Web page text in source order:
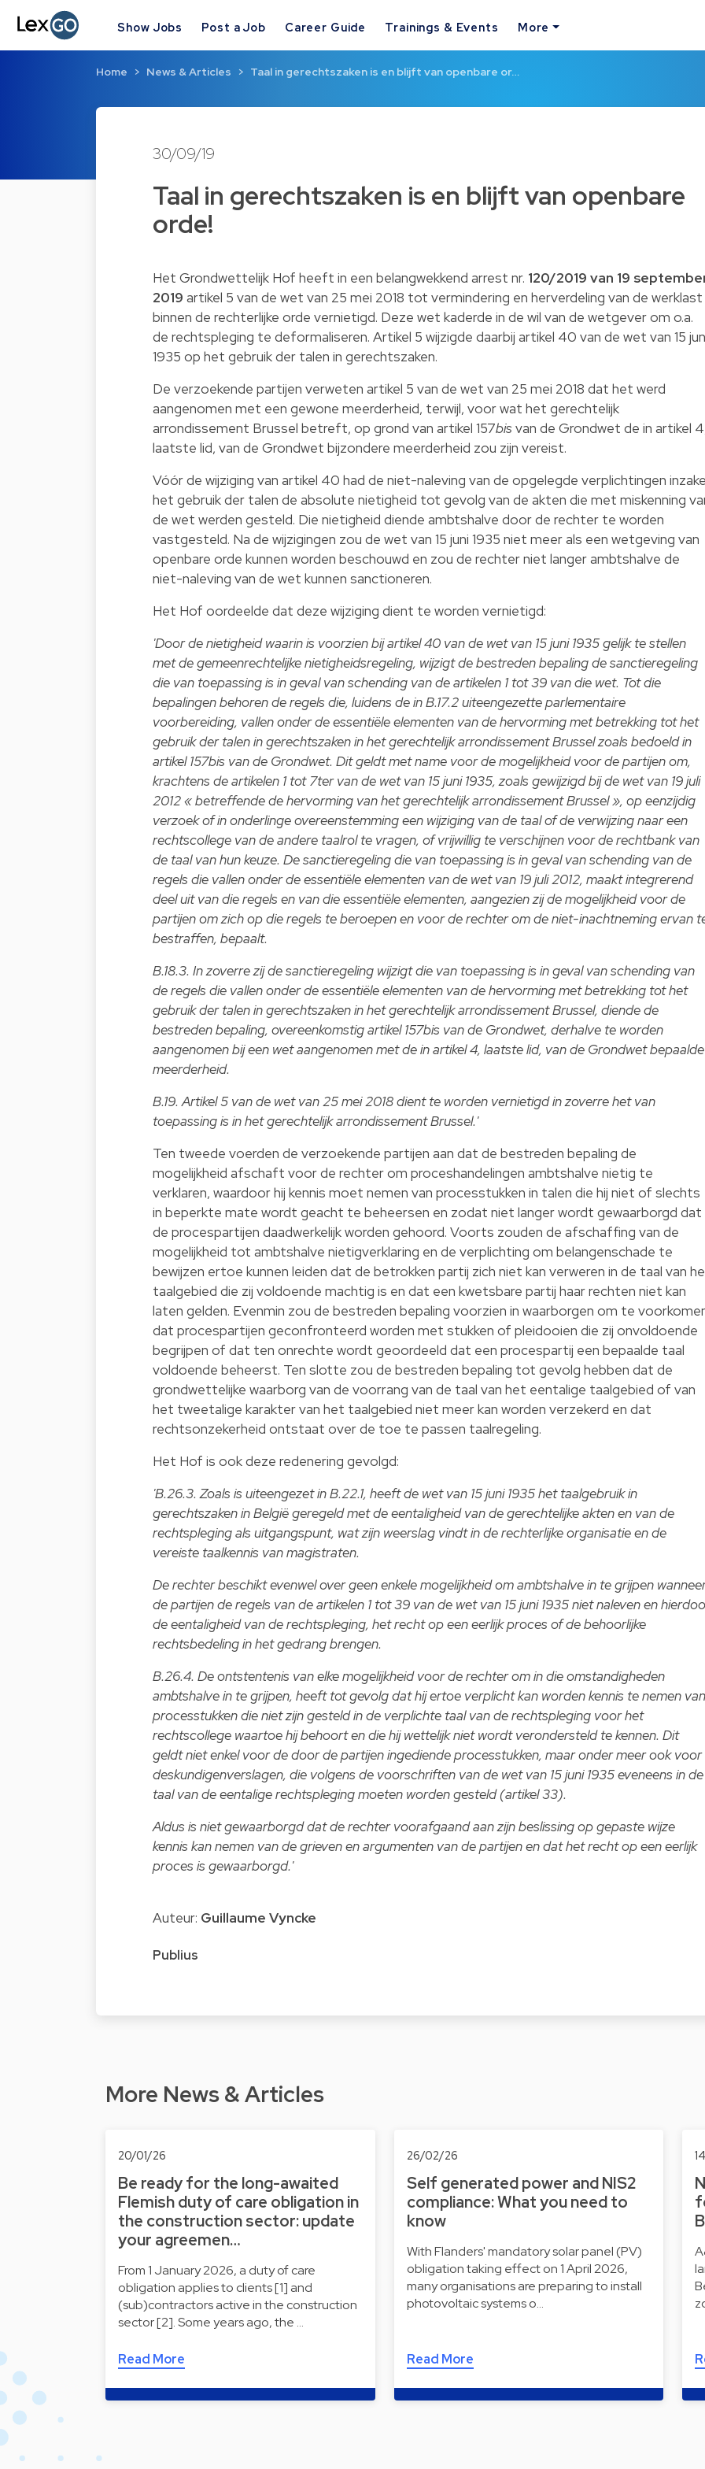
Show Jobs Post a Job Career Guide Trainings & Events More
Home News & Articles Taal in gerechtszaken is en blijft van openbare or…
30/09/19
Taal in gerechtszaken is en blijft van openbare
orde!
Het Grondwettelijk Hof heeft in een belangwekkend arrest nr. 120/2019 van 19
2019 artikel 5 van de wet van 25 mei 2018 tot vermindering en herverdeling van de werklast
binnen de rechterlijke orde vernietigd. Deze wet kaderde in de wil van de wetgever om o.a.
de rechtspleging te deformaliseren. Artikel 5 wijzigde daarbij artikel 40 van de wet van 15
1935 op het gebruik der talen in gerechtszaken.
De verzoekende partijen verweten artikel 5 van de wet van 25 mei 2018 dat het werd
aangenomen met een gewone meerderheid, terwijl, voor wat het gerechtelijk
arrondissement Brussel betreft, op grond van artikel 157bis van de Grondwet de in artikel
laatste lid, van de Grondwet bijzondere meerderheid zou zijn vereist.
Vóór de wijziging van artikel 40 had de niet-naleving van de opgelegde verplichtingen
het gebruik der talen de absolute nietigheid tot gevolg van de akten die met miskenning
de wet werden gesteld. Die nietigheid diende ambtshalve door de rechter te worden
vastgesteld. Na de wijzigingen zou de wet van 15 juni 1935 niet meer als een wetgeving van
openbare orde kunnen worden beschouwd en zou de rechter niet langer ambtshalve de
niet-naleving van de wet kunnen sanctioneren.
Het Hof oordeelde dat deze wijziging dient te worden vernietigd:
'Door de nietigheid waarin is voorzien bij artikel 40 van de wet van 15 juni 1935 gelijk te stellen
met de gemeenrechtelijke nietigheidsregeling, wijzigt de bestreden bepaling de sanctieregeling
die van toepassing is in geval van schending van de artikelen 1 tot 39 van die wet. Tot die
bepalingen behoren de regels die, luidens de in B.17.2 uiteengezette parlementaire
voorbereiding, vallen onder de essentiële elementen van de hervorming met betrekking tot het
gebruik der talen in gerechtszaken in het gerechtelijk arrondissement Brussel zoals bedoeld in
artikel 157bis van de Grondwet. Dit geldt met name voor de mogelijkheid voor de partijen om,
krachtens de artikelen 1 tot 7ter van de wet van 15 juni 1935, zoals gewijzigd bij de wet van 19 juli
2012 « betreffende de hervorming van het gerechtelijk arrondissement Brussel », op eenzijdig
verzoek of in onderlinge overeenstemming een wijziging van de taal of de verwijzing naar een
rechtscollege van de andere taalrol te vragen, of vrijwillig te verschijnen voor de rechtbank van
de taal van hun keuze. De sanctieregeling die van toepassing is in geval van schending van de
regels die vallen onder de essentiële elementen van de wet van 19 juli 2012, maakt integrerend
deel uit van die regels en van die essentiële elementen, aangezien zij de mogelijkheid voor de
partijen om zich op die regels te beroepen en voor de rechter om de niet-inachtneming ervan
bestraffen, bepaalt.
B.18.3. In zoverre zij de sanctieregeling wijzigt die van toepassing is in geval van schending van
de regels die vallen onder de essentiële elementen van de hervorming met betrekking tot het
gebruik der talen in gerechtszaken in het gerechtelijk arrondissement Brussel, diende de
bestreden bepaling, overeenkomstig artikel 157bis van de Grondwet, derhalve te worden
aangenomen bij een wet aangenomen met de in artikel 4, laatste lid, van de Grondwet bepaalde
meerderheid.
B.19. Artikel 5 van de wet van 25 mei 2018 dient te worden vernietigd in zoverre het van
toepassing is in het gerechtelijk arrondissement Brussel.'
Ten tweede voerden de verzoekende partijen aan dat de bestreden bepaling de
mogelijkheid afschaft voor de rechter om proceshandelingen ambtshalve nietig te
verklaren, waardoor hij kennis moet nemen van processtukken in talen die hij niet of slechts
in beperkte mate wordt geacht te beheersen en zodat niet langer wordt gewaarborgd dat
de procespartijen daadwerkelijk worden gehoord. Voorts zouden de afschaffing van de
mogelijkheid tot ambtshalve nietigverklaring en de verplichting om belangenschade te
bewijzen ertoe kunnen leiden dat de betrokken partij zich niet kan verweren in de taal van
taalgebied die zij voldoende machtig is en dat een kwetsbare partij haar rechten niet kan
laten gelden. Evenmin zou de bestreden bepaling voorzien in waarborgen om te
dat procespartijen geconfronteerd worden met stukken of pleidooien die zij onvoldoende
begrijpen of dat ten onrechte wordt geoordeeld dat een procespartij een bepaalde taal
voldoende beheerst. Ten slotte zou de bestreden bepaling tot gevolg hebben dat de
grondwettelijke waarborg van de voorrang van de taal van het eentalige taalgebied of van
het tweetalige karakter van het taalgebied niet meer kan worden verzekerd en dat
rechtsonzekerheid ontstaat over de toe te passen taalregeling.
Het Hof is ook deze redenering gevolgd:
'B.26.3. Zoals is uiteengezet in B.22.1, heeft de wet van 15 juni 1935 het taalgebruik in
gerechtszaken in België geregeld met de eentaligheid van de gerechtelijke akten en van de
rechtspleging als uitgangspunt, wat zijn weerslag vindt in de rechterlijke organisatie en de
vereiste taalkennis van magistraten.
De rechter beschikt evenwel over geen enkele mogelijkheid om ambtshalve in te grijpen
de partijen de regels van de artikelen 1 tot 39 van de wet van 15 juni 1935 niet naleven en
de eentaligheid van de rechtspleging, het recht op een eerlijk proces of de behoorlijke
rechtsbedeling in het gedrang brengen.
B.26.4. De ontstentenis van elke mogelijkheid voor de rechter om in die omstandigheden
ambtshalve in te grijpen, heeft tot gevolg dat hij ertoe verplicht kan worden kennis te nemen van
processtukken die niet zijn gesteld in de verplichte taal van de rechtspleging voor het
rechtscollege waartoe hij behoort en die hij wettelijk niet wordt verondersteld te kennen. Dit
geldt niet enkel voor de door de partijen ingediende processtukken, maar onder meer ook voor
deskundigenverslagen, die volgens de voorschriften van de wet van 15 juni 1935 eveneens in de
taal van de eentalige rechtspleging moeten worden gesteld (artikel 33).
Aldus is niet gewaarborgd dat de rechter voorafgaand aan zijn beslissing op gepaste wijze
kennis kan nemen van de grieven en argumenten van de partijen en dat het recht op een eerlijk
proces is gewaarborgd.'
Auteur: Guillaume Vyncke
Publius
More News & Articles
20/01/26
Be ready for the long-awaited
Flemish duty of care obligation in
the construction sector: update
your agreemen…
From 1 January 2026, a duty of care
obligation applies to clients [1] and
(sub)contractors active in the construction
sector [2]. Some years ago, the …
Read More
26/02/26
Self generated power and NIS2
compliance: What you need to
know
With Flanders' mandatory solar panel (PV)
obligation taking effect on 1 April 2026,
many organisations are preparing to install
photovoltaic systems o…
Read More